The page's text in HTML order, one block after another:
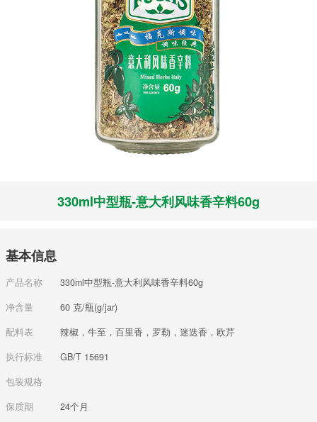
330ml中型瓶-意大利风味香辛料60g
基本信息
产品名称
330ml中型瓶-意大利风味香辛料60g
净含量
60 克/瓶(g/jar)
配料表
辣椒，牛至，百里香，罗勒，迷迭香，欧芹
执行标准
GB/T 15691
包装规格
保质期
24个月